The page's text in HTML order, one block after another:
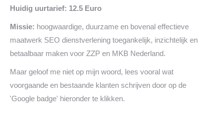
Huidig uurtarief: 12.5 Euro
Missie: hoogwaardige, duurzame en bovenal effectieve
maatwerk SEO dienstverlening toegankelijk, inzichtelijk en
betaalbaar maken voor ZZP en MKB Nederland.
Maar geloof me niet op mijn woord, lees vooral wat
voorgaande en bestaande klanten schrijven door op de
'Google badge' hieronder te klikken.